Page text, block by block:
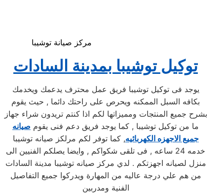
مركز صيانة توشيبا
توكيل توشيبا بمدينة السادات
يوجد فى توكيل توشيبا فريق عمل محترف يدعمك ويخدمك
بكافه السبل الممكنه ويحرص على راحتك دائما , حيث يقوم
بشرح جميع المنتجات ومميزاتها لكم اذا كنتم تريدون شراء جهاز
ما من توكيل توشيبا , كما يوجد فريق دعم فنى يقوم صيانه
جميع الاجهزه الكهربائيه, كما توفر لكم مرلكز صيانه توشيبا
خدمه 24 ساعه , فى تلقى شكواكم , وايضا يصلكم الفنيين الى
منزل لصيانه اجهزتكم . لدي مركز صيانه توشيبا مدينة السادات
من هم علي درجة عاليه من المهارة ويدركوا جميع التفاصيل
الفنية ومدربين